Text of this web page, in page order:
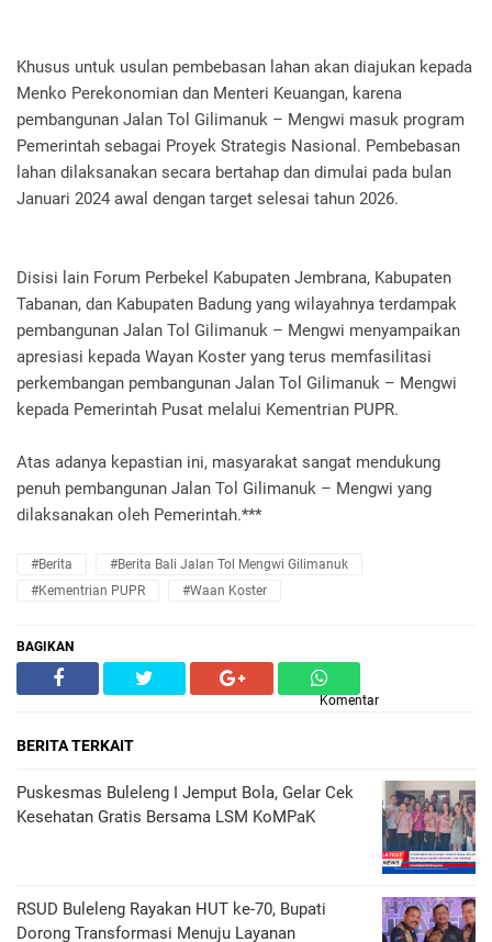
Khusus untuk usulan pembebasan lahan akan diajukan kepada
Menko Perekonomian dan Menteri Keuangan, karena
pembangunan Jalan Tol Gilimanuk – Mengwi masuk program
Pemerintah sebagai Proyek Strategis Nasional. Pembebasan
lahan dilaksanakan secara bertahap dan dimulai pada bulan
Januari 2024 awal dengan target selesai tahun 2026.
Disisi lain Forum Perbekel Kabupaten Jembrana, Kabupaten
Tabanan, dan Kabupaten Badung yang wilayahnya terdampak
pembangunan Jalan Tol Gilimanuk – Mengwi menyampaikan
apresiasi kepada Wayan Koster yang terus memfasilitasi
perkembangan pembangunan Jalan Tol Gilimanuk – Mengwi
kepada Pemerintah Pusat melalui Kementrian PUPR.
Atas adanya kepastian ini, masyarakat sangat mendukung
penuh pembangunan Jalan Tol Gilimanuk – Mengwi yang
dilaksanakan oleh Pemerintah.***
#Berita
#Berita Bali Jalan Tol Mengwi Gilimanuk
#Kementrian PUPR
#Waan Koster
BAGIKAN
Komentar
BERITA TERKAIT
Puskesmas Buleleng I Jemput Bola, Gelar Cek
Kesehatan Gratis Bersama LSM KoMPaK
RSUD Buleleng Rayakan HUT ke-70, Bupati
Dorong Transformasi Menuju Layanan